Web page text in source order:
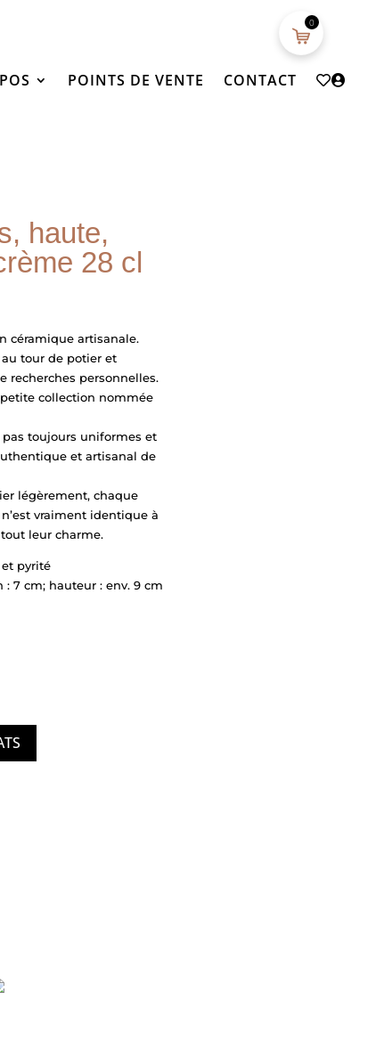
POINTS DE VENTE CONTACT
haute,
28 cl
céramique artisanale.
tour de potier et
recherches personnelles.
collection nommée
toujours uniformes et
et artisanal de
légèrement, chaque
vraiment identique à
leur charme.
pyrité
7 cm; hauteur : env. 9 cm
0